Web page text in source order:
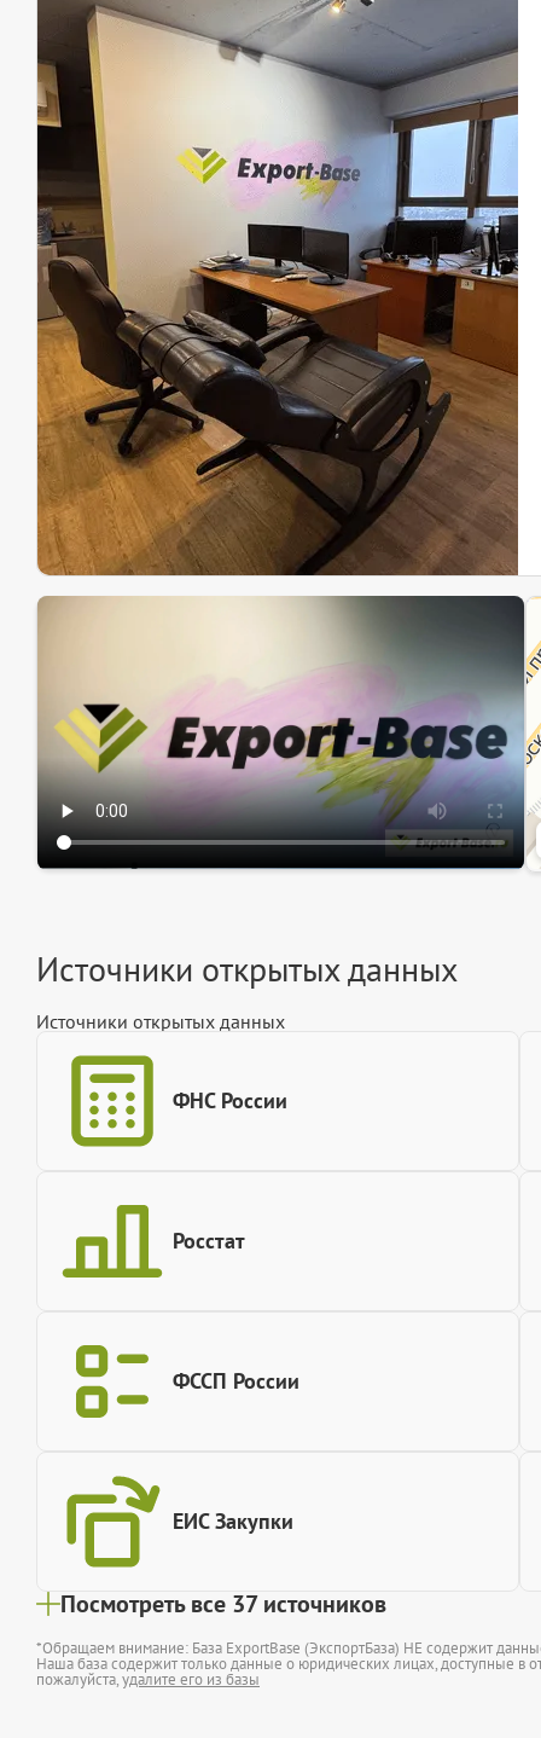
Источники открытых данных
Источники открытых данных
ФНС России
Росстат
ФССП России
ЕИС Закупки
Посмотреть все 37 источников
*Обращаем внимание: База ExportBase (ЭкспортБаза) НЕ содержит
Наша база содержит только данные о юридических лицах, доступные в
пожалуйста,удалите его из базы